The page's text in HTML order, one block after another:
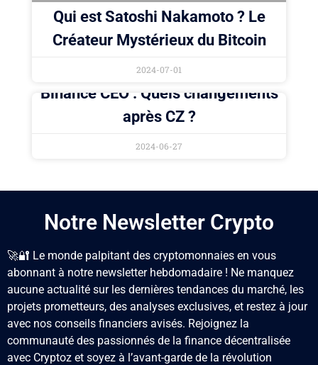
Qui est Satoshi Nakamoto ? Le
Créateur Mystérieux du Bitcoin
2024-07-01
Binance CEO : Quels changements
après CZ ?
2024-06-27
Notre Newsletter Crypto
🚀🔐 Le monde palpitant des cryptomonnaies en vous
abonnant à notre newsletter hebdomadaire ! Ne manquez
aucune actualité sur les dernières tendances du marché, les
projets prometteurs, des analyses exclusives, et restez à jour
avec nos conseils financiers avisés. Rejoignez la
communauté des passionnés de la finance décentralisée
avec Cryptoz et soyez à l’avant-garde de la révolution